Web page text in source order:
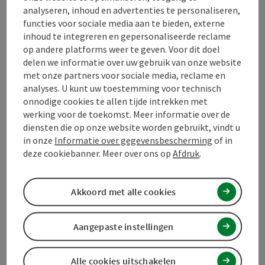
bijgebouwen en enkele modern verbouwde
boerderijen die in de stenen burchtstijl zijn gelaten. Je
ziet ook stenen muren, stenen banken.....
De wandelaar moet worden gewezen op het
veelzijdige gebruik van "Mühlviertel granite".
Je kunt meer te weten komen opmeer dan 25
bewegwijzerde Steinbloßhöfe(huis - boerderijnaam,
tijd van ontstaan en gebeurtenissen) en bijgebouwen
langs de wandelroute.
De typische, mooie stenen hoeve kenmerkt het
centrum van de stenen landbouw in het Mühlviertel
met de gemeenten Hirschbach, Ottenschlag en het
dorp Stiftung bij Neumarkt im Mühlkreis.
Een bijdrage van wandelpadbegeleider en
initiatiefnemer
Josef L. Plöchl
analyseren, inhoud en advertenties te personaliseren,
functies voor sociale media aan te bieden, externe
inhoud te integreren en gepersonaliseerde reclame
op andere platforms weer te geven. Voor dit doel
delen we informatie over uw gebruik van onze website
met onze partners voor sociale media, reclame en
analyses. U kunt uw toestemming voor technisch
onnodige cookies te allen tijde intrekken met
werking voor de toekomst. Meer informatie over de
diensten die op onze website worden gebruikt, vindt u
in onze Informatie over gegevensbescherming of in
deze cookiebanner. Meer over ons opAfdruk.
Alle cookies uitschakelen
Aangepaste instellingen
Akkoord met alle cookies